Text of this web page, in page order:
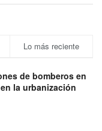
Lo más reciente
de bomberos en
la urbanización